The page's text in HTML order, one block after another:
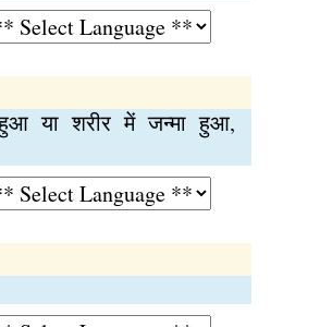
या शरीर में जन्मा हुआ,